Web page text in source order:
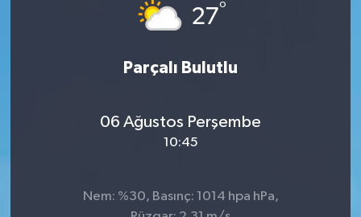
27°
Parçalı Bulutlu
06 Ağustos Perşembe
10:45
Nem: %30, Basınç: 1014 hpa hPa,